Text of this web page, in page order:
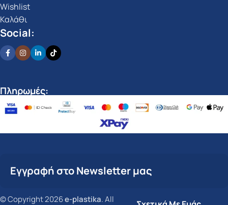
Wishlist
Καλάθι
Social:
Πληρωμές:
Εγγραφή στο Newsletter μας
© Copyright 2026e-plastika. All